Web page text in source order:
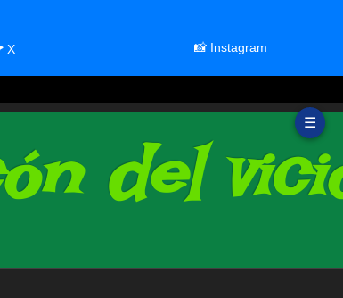
☰
del
X 📸 Instagram